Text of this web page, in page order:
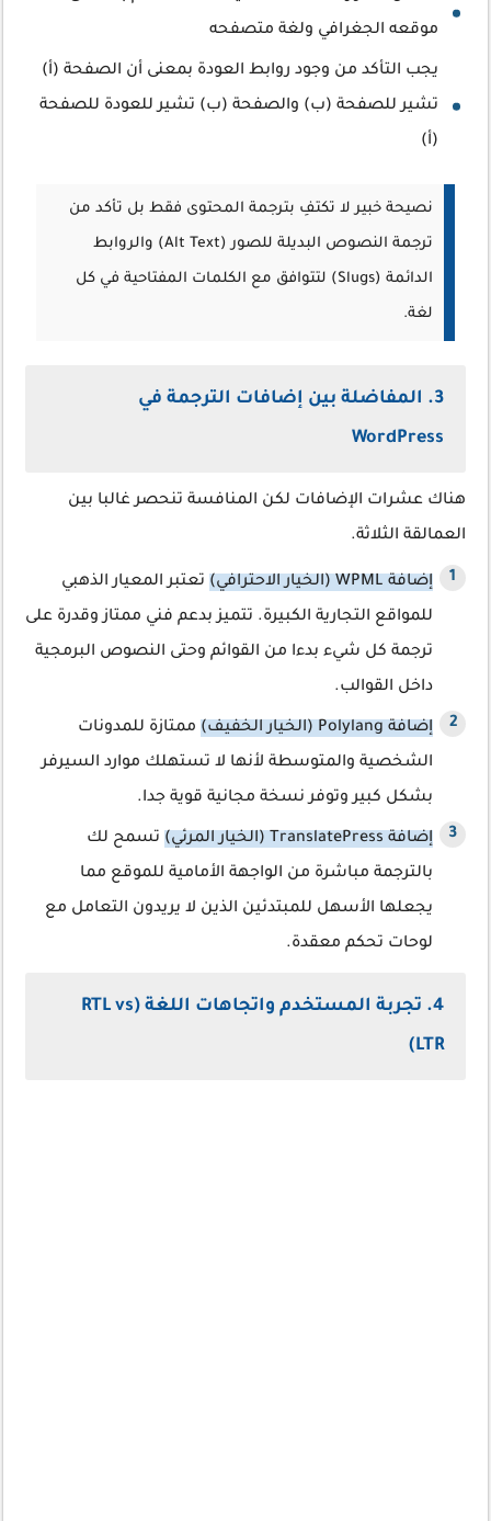
موقعه الجغرافي ولغة متصفحه
يجب التأكد من وجود روابط العودة بمعنى أن الصفحة (أ)
تشير للصفحة (ب) والصفحة (ب) تشير للعودة للصفحة
(أ)
نصيحة خبير لا تكتفِ بترجمة المحتوى فقط بل تأكد من
ترجمة النصوص البديلة للصور (Alt Text) والروابط
الدائمة (Slugs) لتتوافق مع الكلمات المفتاحية في كل
لغة.
3. المفاضلة بين إضافات الترجمة في
WordPress
هناك عشرات الإضافات لكن المنافسة تنحصر غالبا بين
العمالقة الثلاثة.
إضافة WPML (الخيار الاحترافي)
تعتبر المعيار الذهبي
للمواقع التجارية الكبيرة. تتميز بدعم فني ممتاز وقدرة على
ترجمة كل شيء بدءا من القوائم وحتى النصوص البرمجية
داخل القوالب.
إضافة Polylang (الخيار الخفيف)
ممتازة للمدونات
الشخصية والمتوسطة لأنها لا تستهلك موارد السيرفر
بشكل كبير وتوفر نسخة مجانية قوية جدا.
إضافة TranslatePress (الخيار المرئي)
تسمح لك
بالترجمة مباشرة من الواجهة الأمامية للموقع مما
يجعلها الأسهل للمبتدئين الذين لا يريدون التعامل مع
لوحات تحكم معقدة.
4. تجربة المستخدم واتجاهات اللغة (RTL vs
LTR)